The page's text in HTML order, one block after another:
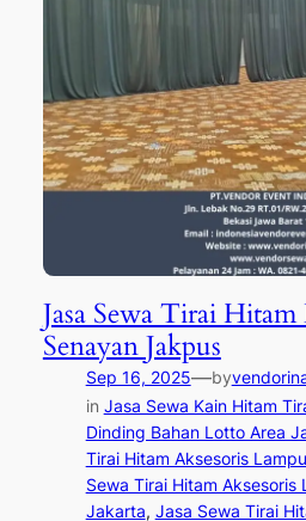
Jasa Sewa Tirai
Senayan Jakpus
Sep 16, 2025—by
in Jasa Sewa Kain Hitam
Dinding Bahan Lotto Area
Tirai Hitam Aksesoris
Sewa Tirai Hitam Aksesoris
Jakarta, Jasa Sewa Tirai